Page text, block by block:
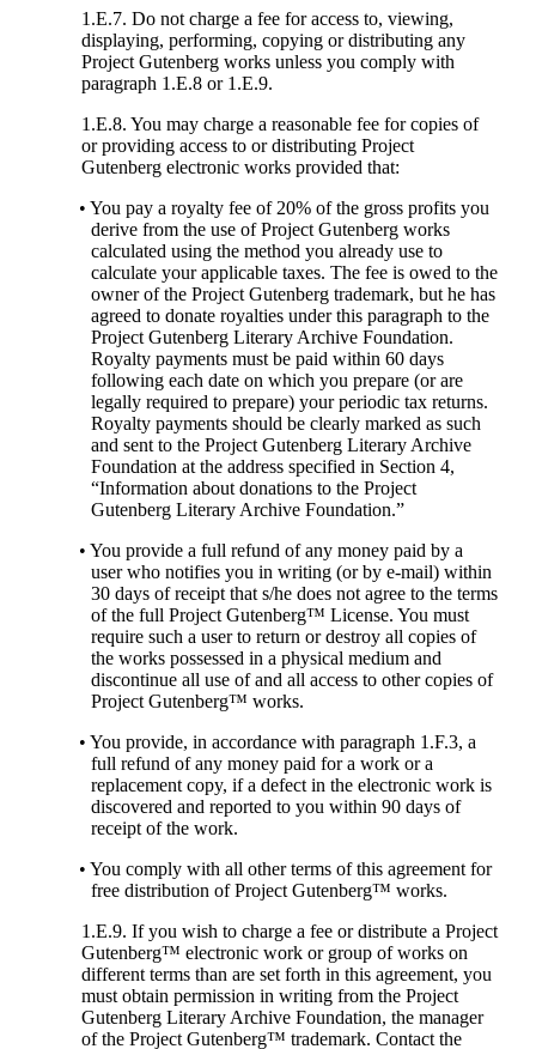
1.E.7. Do not charge a fee for access to, viewing,
displaying, performing, copying or distributing any
Project Gutenberg works unless you comply with
paragraph 1.E.8 or 1.E.9.
1.E.8. You may charge a reasonable fee for copies of
or providing access to or distributing Project
Gutenberg electronic works provided that:
• You pay a royalty fee of 20% of the gross profits you
derive from the use of Project Gutenberg works
calculated using the method you already use to
calculate your applicable taxes. The fee is owed to the
owner of the Project Gutenberg trademark, but he has
agreed to donate royalties under this paragraph to the
Project Gutenberg Literary Archive Foundation.
Royalty payments must be paid within 60 days
following each date on which you prepare (or are
legally required to prepare) your periodic tax returns.
Royalty payments should be clearly marked as such
and sent to the Project Gutenberg Literary Archive
Foundation at the address specified in Section 4,
“Information about donations to the Project
Gutenberg Literary Archive Foundation.”
• You provide a full refund of any money paid by a
user who notifies you in writing (or by e-mail) within
30 days of receipt that s/he does not agree to the terms
of the full Project Gutenberg™ License. You must
require such a user to return or destroy all copies of
the works possessed in a physical medium and
discontinue all use of and all access to other copies of
Project Gutenberg™ works.
• You provide, in accordance with paragraph 1.F.3, a
full refund of any money paid for a work or a
replacement copy, if a defect in the electronic work is
discovered and reported to you within 90 days of
receipt of the work.
• You comply with all other terms of this agreement for
free distribution of Project Gutenberg™ works.
1.E.9. If you wish to charge a fee or distribute a Project
Gutenberg™ electronic work or group of works on
different terms than are set forth in this agreement, you
must obtain permission in writing from the Project
Gutenberg Literary Archive Foundation, the manager
of the Project Gutenberg™ trademark. Contact the